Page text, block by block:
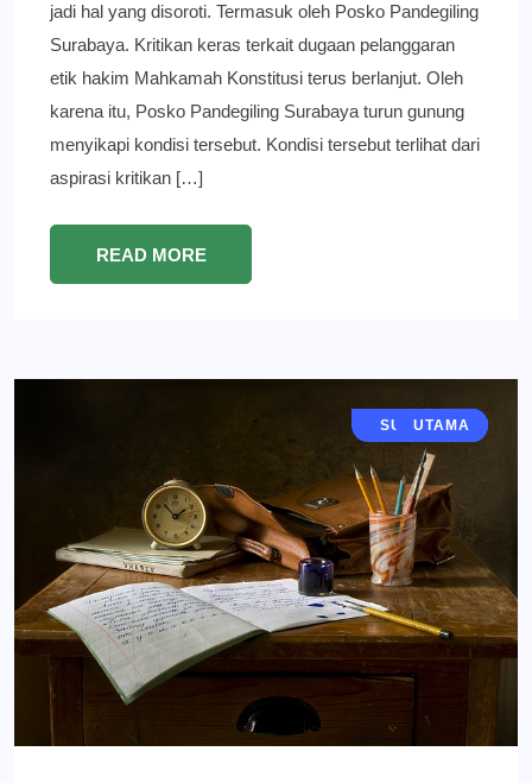
jadi hal yang disoroti. Termasuk oleh Posko Pandegiling
Surabaya. Kritikan keras terkait dugaan pelanggaran
etik hakim Mahkamah Konstitusi terus berlanjut. Oleh
karena itu, Posko Pandegiling Surabaya turun gunung
menyikapi kondisi tersebut. Kondisi tersebut terlihat dari
aspirasi kritikan […]
READ MORE
BERITA
JAWA TIMUR
SURABAYA
UTAMA